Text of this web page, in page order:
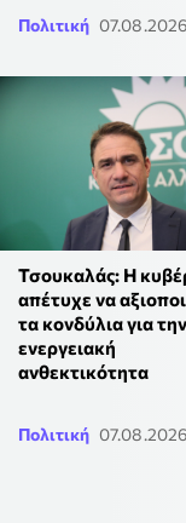
Πολιτική
Τσουκαλάς: Η
απέτυχε να
τα κονδύλια για την
ενεργειακή
ανθεκτικότητα
Πολιτική